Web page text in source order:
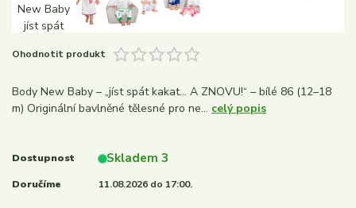
Ohodnotit produkt
Body New Baby – „jíst spát kakat... A ZNOVU!“ – bílé 86 (12–18
m) Originální bavlněné tělesné pro ne... celý popis
Dostupnost Skladem 3
Doručíme 11.08.2026 do 17:00.